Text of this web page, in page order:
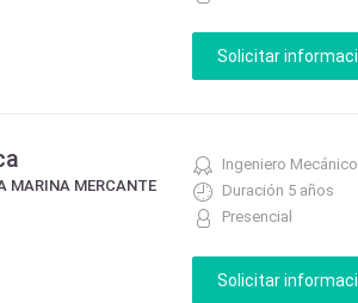
MARINA MERCANTE
Ingeniero Mecánico
Duración 5 años
Presencial